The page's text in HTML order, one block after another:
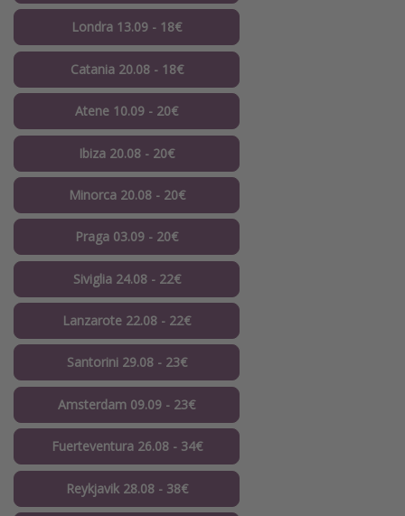
Londra 13.09 - 18€
Catania 20.08 - 18€
Atene 10.09 - 20€
Ibiza 20.08 - 20€
Minorca 20.08 - 20€
Praga 03.09 - 20€
Siviglia 24.08 - 22€
Lanzarote 22.08 - 22€
Santorini 29.08 - 23€
Amsterdam 09.09 - 23€
Fuerteventura 26.08 - 34€
Reykjavik 28.08 - 38€